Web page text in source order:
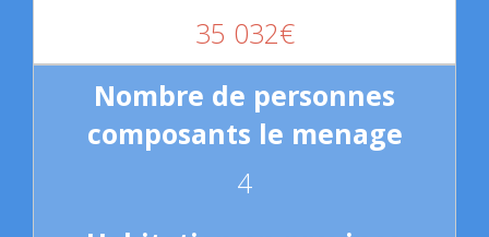
35 032€
4